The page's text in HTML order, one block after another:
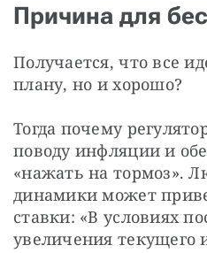
Причина для
Получается, что все
плану, но и хорошо?
Тогда почему
поводу инфляции и
«нажать на тормоз».
динамики может
ставки: «В условиях
увеличения текущего